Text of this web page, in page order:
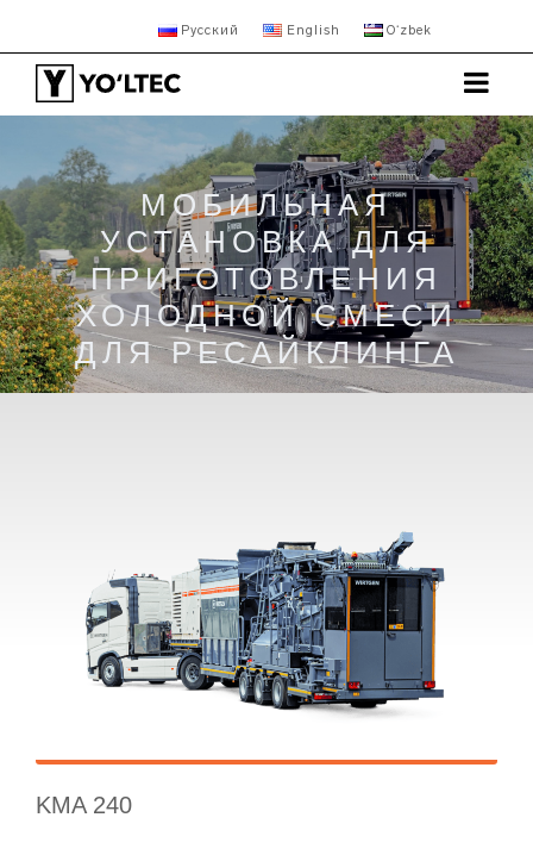
Русский English Oʻzbek
МОБИЛЬНАЯ
УСТАНОВКА ДЛЯ
ПРИГОТОВЛЕНИЯ
ХОЛОДНОЙ СМЕСИ
ДЛЯ РЕСАЙКЛИНГА
KMA 240